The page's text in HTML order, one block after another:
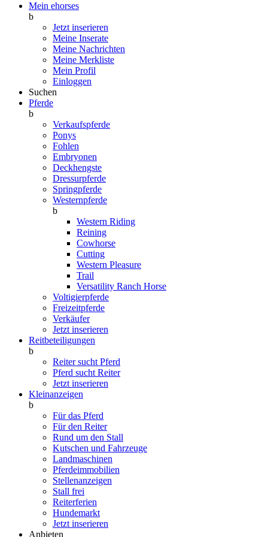
Mein ehorses
b
Jetzt inserieren
Meine Inserate
Meine Nachrichten
Meine Merkliste
Mein Profil
Einloggen
Suchen
Pferde
b
Verkaufspferde
Ponys
Fohlen
Embryonen
Deckhengste
Dressurpferde
Springpferde
Westernpferde
b
Western Riding
Reining
Cowhorse
Cutting
Western Pleasure
Trail
Versatility Ranch Horse
Voltigierpferde
Freizeitpferde
Verkäufer
Jetzt inserieren
Reitbeteiligungen
b
Reiter sucht Pferd
Pferd sucht Reiter
Jetzt inserieren
Kleinanzeigen
b
Für das Pferd
Für den Reiter
Rund um den Stall
Kutschen und Fahrzeuge
Landmaschinen
Pferdeimmobilien
Stellenanzeigen
Stall frei
Reiterferien
Hundemarkt
Jetzt inserieren
Anbieten